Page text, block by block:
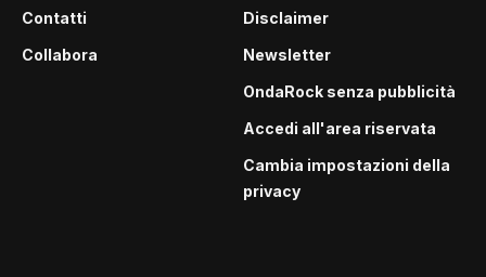
Contatti
Collabora
Disclaimer
Newsletter
OndaRock senza pubblicità
Accedi all'area riservata
Cambia impostazioni della
privacy